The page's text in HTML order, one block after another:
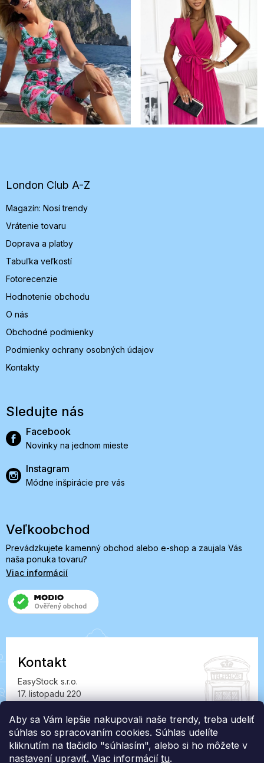
Aby sa Vám lepšie nakupovali naše trendy, treba udeliť
súhlas so spracovaním cookies. Súhlas udelíte
kliknutím na tlačidlo "súhlasím", alebo si ho môžete v
nastavení upraviť. Viac informácií tu.
e
London Club A-Z
Magazín: Nosí trendy
Vrátenie tovaru
Doprava a platby
Tabuľka veľkostí
Fotorecenzie
Hodnotenie obchodu
O nás
Obchodné podmienky
Podmienky ochrany osobných údajov
Kontakty
Sledujte nás
Facebook
Novinky na jednom mieste
Instagram
Módne inšpirácie pre vás
Veľkoobchod
Prevádzkujete kamenný obchod alebo e-shop a zaujala Vás
naša ponuka tovaru?
Viac informácií
Kontakt
EasyStock s.r.o.
17. listopadu 220
IČ: 07727402, DIČ: CZ07727402
info@londonclub.sk